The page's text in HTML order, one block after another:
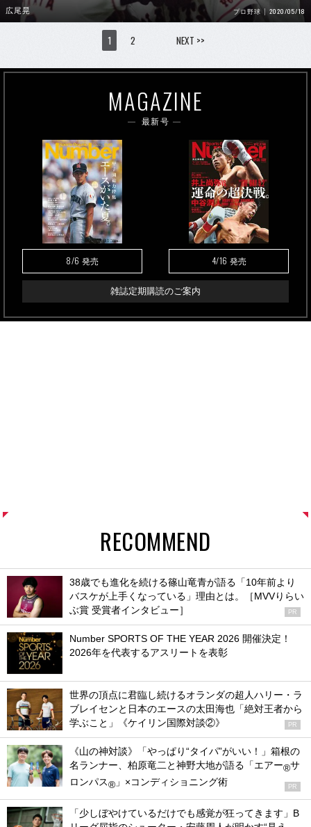
広尾晃 プロ野球 2020/05/18
1 2 NEXT >>
MAGAZINE
最新号
8/6 発売 4/16 発売
雑誌定期購読のご案内
RECOMMEND
38歳でも進化を続ける篠山竜青が語る「10年前より
バスケが上手くなっている」理由とは。［MVVりらい
ぶ賞 受賞者インタビュー］
PR
Number SPORTS OF THE YEAR 2026 開催決定！
2026年を代表するアスリートを表彰
世界の頂点に君臨し続けるオランダの超人ハリー・ラ
ブレイセンと日本のエースの太田海也「絶対王者から
学ぶこと」《ケイリン国際対談②》
PR
《山の神対談》「やっぱり“タイパ”がいい！」箱根の
名ランナー、柏原竜二と神野大地が語る「エアー®サ
ロンパス® 」×コンディショニング術 PR
「少しぼやけているだけでも感覚が狂ってきます」B